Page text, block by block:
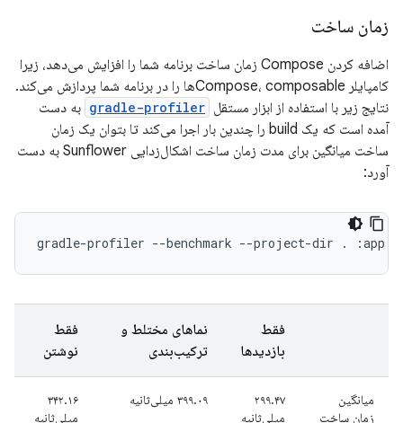
زمان ساخت
اضافه کردن Compose زمان ساخت برنامه شما را افزایش می‌دهد، زیرا
کامپایلر Compose، composableها را در برنامه شما پردازش می‌کند.
نتایج زیر با استفاده از ابزار مستقل gradle-profiler به دست
آمده است که یک build را چندین بار اجرا می‌کند تا بتوان یک زمان
ساخت میانگین برای مدت زمان ساخت اشکال‌زدایی Sunflower به دست
آورد:
فقط
بازدیدها
نماهای مختلط و
ترکیب‌بندی
فقط
نوشتن
میانگین
زمان ساخت
۲۹۹.۴۷
میلی‌ثانیه
۳۹۹.۰۹ میلی‌ثانیه
۳۴۲.۱۶
میلی‌ثانیه